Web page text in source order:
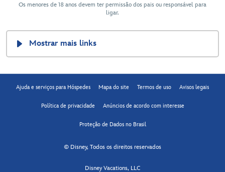
Os menores de 18 anos devem ter permissão dos pais ou responsável para
ligar.
Mostrar mais links
Ajuda e serviços para Hóspedes Mapa do site Termos de uso Avisos legais
Política de privacidade Anúncios de acordo com interesse
Proteção de Dados no Brasil
© Disney, Todos os direitos reservados
Disney Vacations, LLC